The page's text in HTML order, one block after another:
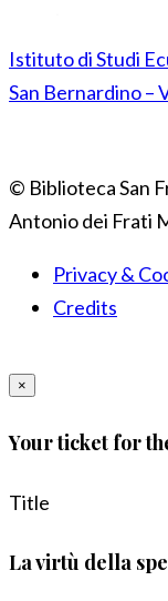
Istituto di Studi
San Bernardino –
© Biblioteca San
Antonio dei Frati
Privacy &
Credits
×
Your ticket for
Title
La virtù della